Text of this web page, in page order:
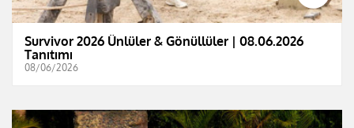
Survivor 2026 Ünlüler & Gönüllüler | 08.06.2026
Tanıtımı
08/06/2026